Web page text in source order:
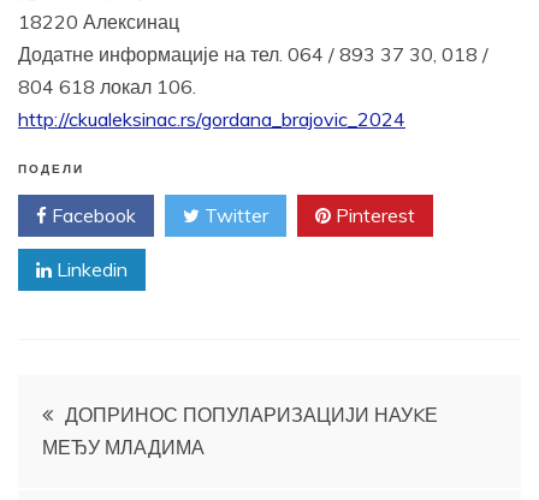
18220 Алексинац
Додатне информације на тел. 064 / 893 37 30, 018 /
804 618 локал 106.
http://ckualeksinac.rs/gordana_brajovic_2024
ПОДЕЛИ
Facebook Twitter Pinterest
Linkedin
Кретање
чланка
ДОПРИНОС ПОПУЛАРИЗАЦИЈИ НАУKЕ
МЕЂУ МЛАДИМА